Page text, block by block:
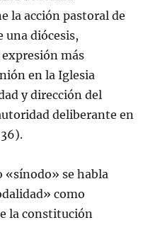
la acción pastoral de
una diócesis,
más
en la Iglesia
y dirección del
deliberante en
«sí­nodo» se habla
como
la constitución